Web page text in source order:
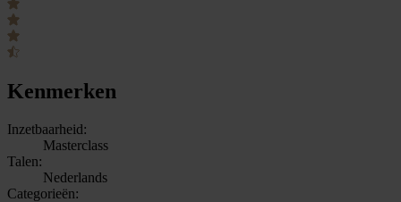
Kenmerken
Inzetbaarheid:
Masterclass
Talen:
Nederlands
Categorieën: